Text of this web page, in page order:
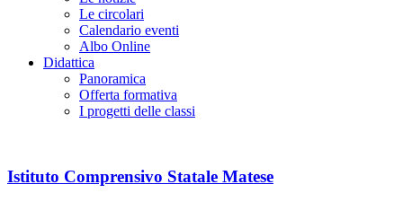
Le circolari
Calendario eventi
Albo Online
Didattica
Panoramica
Offerta formativa
I progetti delle classi
Istituto Comprensivo Statale Matese